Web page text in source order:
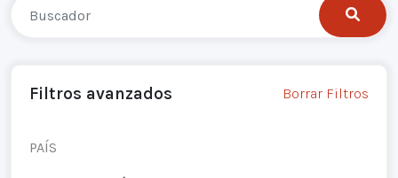
Filtros avanzados Borrar Filtros
PAÍS